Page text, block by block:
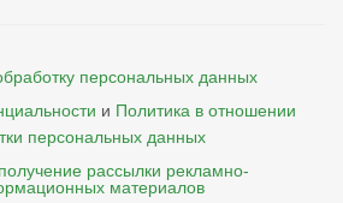
персональных данных
и Политика в отношении
персональных данных
рассылки рекламно-
материалов